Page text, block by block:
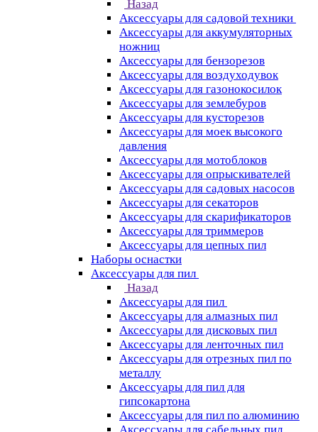
Назад
Аксессуары для садовой техники
Аксессуары для аккумуляторных
ножниц
Аксессуары для бензорезов
Аксессуары для воздуходувок
Аксессуары для газонокосилок
Аксессуары для землебуров
Аксессуары для кусторезов
Аксессуары для моек высокого
давления
Аксессуары для мотоблоков
Аксессуары для опрыскивателей
Аксессуары для садовых насосов
Аксессуары для секаторов
Аксессуары для скарификаторов
Аксессуары для триммеров
Аксессуары для цепных пил
Наборы оснастки
Аксессуары для пил
Назад
Аксессуары для пил
Аксессуары для алмазных пил
Аксессуары для дисковых пил
Аксессуары для ленточных пил
Аксессуары для отрезных пил по
металлу
Аксессуары для пил для
гипсокартона
Аксессуары для пил по алюминию